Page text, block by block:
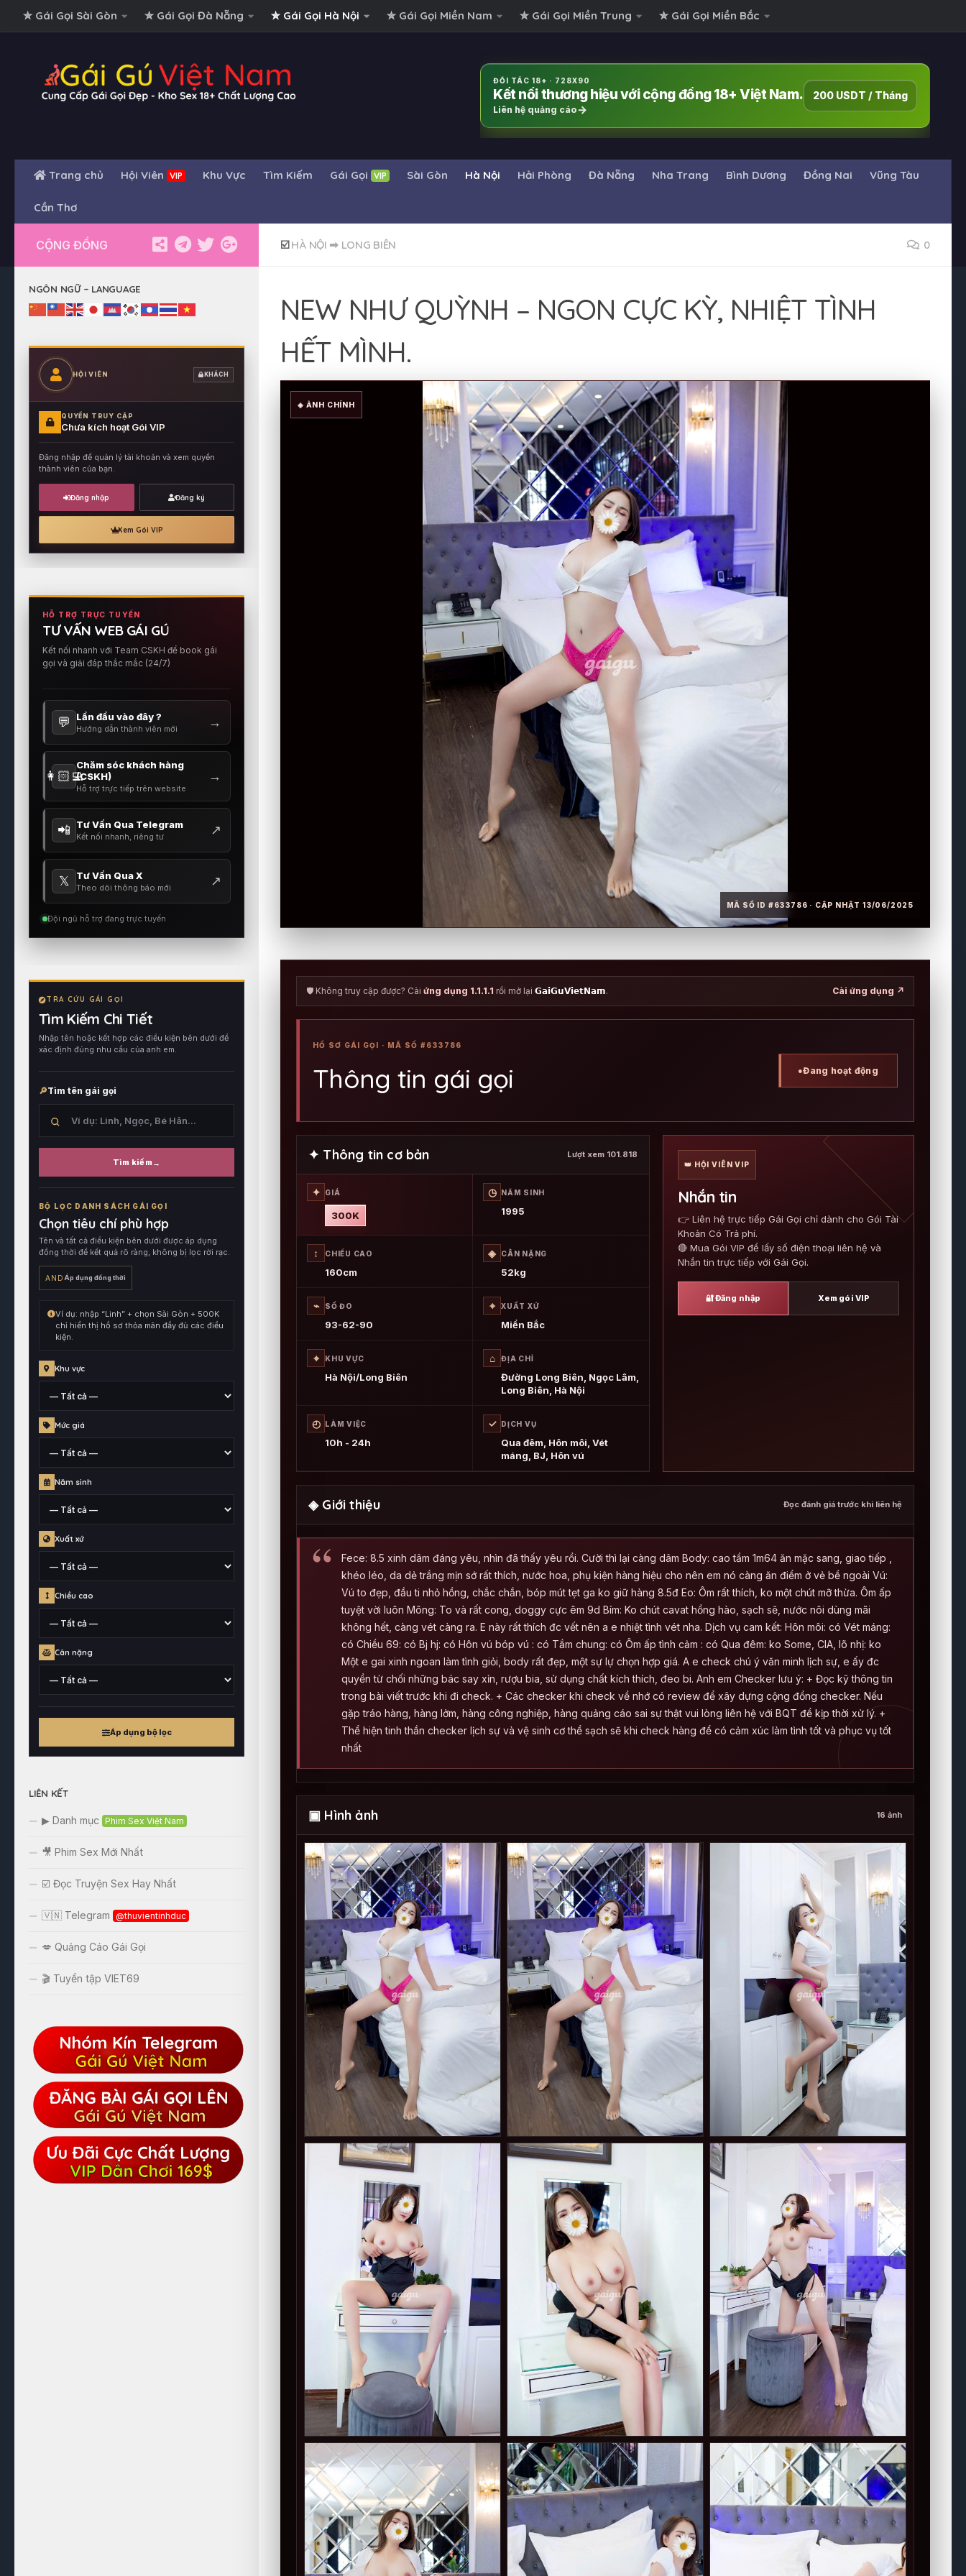
Skip to content
✮ Gái Gọi Sài Gòn ✮ Gái Gọi Đà Nẵng ✮ Gái Gọi Hà Nội ✮ Gái Gọi Miền Nam ✮ Gái Gọi Miền Trung ✮ Gái Gọi Miền Bắc
ĐỐI TÁC 18+ · 728X90
Kết nối thương hiệu với cộng đồng 18+ Việt Nam.
Liên hệ quảng cáo
200 USDT / Tháng
Trang chủ Hội Viên VIP Khu Vực Tìm Kiếm Gái Gọi VIP Sài Gòn Hà Nội Hải Phòng Đà Nẵng Nha Trang Bình Dương Đồng Nai Vũng Tàu
Cần Thơ
☑️HÀ NỘI ➡ LONG BIÊN 0
NEW NHƯ QUỲNH – NGON CỰC KỲ, NHIỆT TÌNH
HẾT MÌNH.
◈ ẢNH CHÍNH
MÃ SỐ ID #633786 · CẬP NHẬT 13/06/2025
🛡️ Không truy cập được? Cài ứng dụng 1.1.1.1 rồi mở lại 𝗚𝗮𝗶𝗚𝘂𝗩𝗶𝗲𝘁𝗡𝗮𝗺. Cài ứng dụng ↗
HỒ SƠ GÁI GỌI · MÃ SỐ #633786
Thông tin gái gọi ●Đang hoạt động
✦ Thông tin cơ bản Lượt xem 101.818
✦ GIÁ
300K
◷ NĂM SINH
1995
↕ CHIỀU CAO
160cm
◈ CÂN NẶNG
52kg
⌁ SỐ ĐO
93-62-90
⌖ XUẤT XỨ
Miền Bắc
⌖ KHU VỰC
Hà Nội/Long Biên
⌂ ĐỊA CHỈ
Đường Long Biên, Ngọc Lâm,
Long Biên, Hà Nội
◴ LÀM VIỆC
10h - 24h
✓ DỊCH VỤ
Qua đêm, Hôn môi, Vét
máng, BJ, Hôn vú
👑 HỘI VIÊN VIP
Nhắn tin
👉 Liên hệ trực tiếp Gái Gọi chỉ dành cho Gói Tài
Khoản Có Trả phí.
🔴 Mua Gói VIP để lấy số điện thoại liên hệ và
Nhắn tin trực tiếp với Gái Gọi.
🔐 Đăng nhập Xem gói VIP
◈ Giới thiệu Đọc đánh giá trước khi liên hệ
Fece: 8.5 xinh dâm đáng yêu, nhìn đã thấy yêu rồi. Cười thì lại càng dâm Body: cao tầm 1m64 ăn mặc sang, giao tiếp ,
khéo léo, da dẻ trắng mịn sớ rất thích, nước hoa, phụ kiện hàng hiệu cho nên em nó càng ăn điểm ở vẻ bề ngoài Vú:
Vú to đẹp, đầu ti nhỏ hồng, chắc chắn, bóp mút tẹt ga ko giữ hàng 8.5đ Eo: Ôm rất thích, ko một chút mỡ thừa. Ôm ấp
tuyệt vời luôn Mông: To và rất cong, doggy cực êm 9d Bím: Ko chút cavat hồng hào, sạch sẽ, nước nôi dùng mãi
không hết, càng vét càng ra. E này rất thích đc vết nên a e nhiệt tình vét nha. Dịch vụ cam kết: Hôn môi: có Vét máng:
có Chiều 69: có Bj hj: có Hôn vú bóp vú : có Tắm chung: có Ôm ấp tình cảm : có Qua đêm: ko Some, CIA, lõ nhị: ko
Một e gai xinh ngoan làm tình giỏi, body rất đẹp, một sự lự chọn hợp giá. A e check chú ý văn minh lịch sự, e ấy đc
quyền từ chối những bác say xỉn, rượu bia, sử dụng chất kích thích, đeo bi. Anh em Checker lưu ý: + Đọc kỹ thông tin
trong bài viết trước khi đi check. + Các checker khi check về nhớ có review để xây dựng cộng đồng checker. Nếu
gặp tráo hàng, hàng lởm, hàng công nghiệp, hàng quảng cáo sai sự thật vui lòng liên hệ với BQT để kịp thời xử lý. +
Thể hiện tinh thần checker lịch sự và vệ sinh cơ thể sạch sẽ khi check hàng để có cảm xúc làm tình tốt và phục vụ tốt
nhất
▣ Hình ảnh 16 ảnh
CỘNG ĐỒNG
NGÔN NGỮ – LANGUAGE
HỘI VIÊN KHÁCH
QUYỀN TRUY CẬP
Chưa kích hoạt Gói VIP
Đăng nhập để quản lý tài khoản và xem quyền
thành viên của bạn.
Đăng nhập Đăng ký
Xem Gói VIP
HỖ TRỢ TRỰC TUYẾN
TƯ VẤN WEB GÁI GÚ
Kết nối nhanh với Team CSKH để book gái
gọi và giải đáp thắc mắc (24/7)
💬 Lần đầu vào đây ?
Hướng dẫn thành viên mới →
👩🏻‍💻
Chăm sóc khách hàng
(CSKH)
Hỗ trợ trực tiếp trên website
→
📲 Tư Vấn Qua Telegram
Kết nối nhanh, riêng tư ↗
𝕏 Tư Vấn Qua X
Theo dõi thông báo mới ↗
Đội ngũ hỗ trợ đang trực tuyến
TRA CỨU GÁI GỌI
Tìm Kiếm Chi Tiết
Nhập tên hoặc kết hợp các điều kiện bên dưới để
xác định đúng nhu cầu của anh em.
Tìm tên gái gọi
Tìm kiếm
trong
tên
hồ
sơ,
đó
kết
hợp
cùng
toàn
điều
chọn.
BỘ LỌC DANH SÁCH GÁI GỌI
Chọn tiêu chí phù hợp
Tên và tất cả điều kiện bên dưới được áp dụng
đồng thời để kết quả rõ ràng, không bị lọc rời rạc.
AND Áp dụng đồng thời
Ví dụ: nhập “Linh” + chọn Sài Gòn + 500K
chỉ hiển thị hồ sơ thỏa mãn đầy đủ các điều
kiện.
Khu vực
Tỉnh,
thành
hoặc
quận
huyện
Mức giá
Mức
giá
gắn
cho
hồ
Năm sinh
Thông
tin
sinh
Xuất xứ
Khu
vực
xứ
Chiều cao
Chiều
cao
khảo
Cân nặng
nặng
khảo
Áp dụng bộ lọc
LIÊN KẾT
▶ Danh mục Phim Sex Việt Nam
🎥 Phim Sex Mới Nhất
☑️ Đọc Truyện Sex Hay Nhất
🇻🇳 Telegram @thuvientinhduc
💋 Quảng Cáo Gái Gọi
🎬 Tuyển tập VIET69